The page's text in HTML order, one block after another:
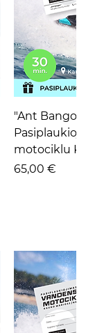
"Ant Bangos"
motociklu
Kaina
65,00 €